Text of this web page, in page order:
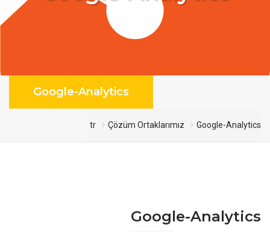
Google-Analytics
tr Çözüm Ortaklarımız Google-Analytics
Google-Analytics